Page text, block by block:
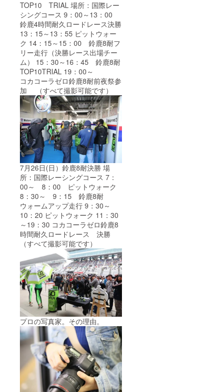
TOP10 TRIAL 場所：国際レー
シングコース 9：00～13：00
鈴鹿4時間耐久ロードレース決勝
13：15～13：55 ピットウォー
ク 14：15～15：00 鈴鹿8耐フ
リー走行（決勝レース出場チー
ム） 15：30～16：45 鈴鹿8耐
TOP10TRIAL 19：00～
コカコーラゼロ鈴鹿8耐前夜祭参
加 （すべて撮影可能です）
7月26日(日）鈴鹿8耐決勝 場
所：国際レーシングコース 7：
00～ 8：00 ピットウォーク
8：30～ 9：15 鈴鹿8耐
ウォームアップ走行 9：30～
10：20 ピットウォーク 11：30
～19：30 コカコーラゼロ鈴鹿8
時間耐久ロードレース 決勝
（すべて撮影可能です）
プロの写真家。その理由。